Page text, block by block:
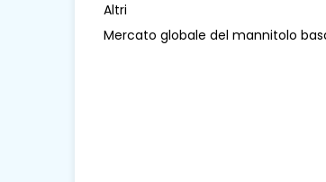
Altri
Mercato globale del mannitolo